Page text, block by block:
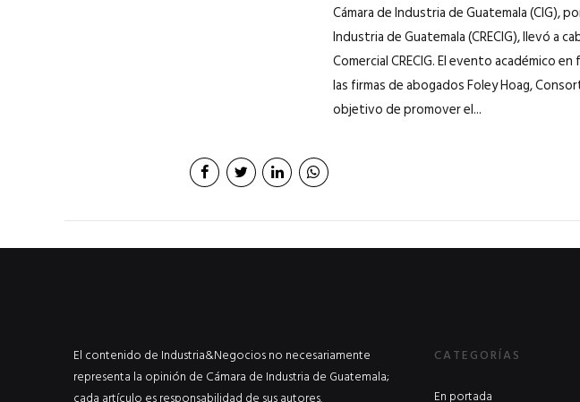
Cámara de Industria de Guatemala (CIG),
Industria de Guatemala (CRECIG), llevó a
Comercial CRECIG. El evento académico
las firmas de abogados Foley Hoag,
objetivo de promover el...
El contenido de Industria&Negocios no necesariamente
representa la opinión de Cámara de Industria de Guatemala;
CATEGORÍAS
En portada